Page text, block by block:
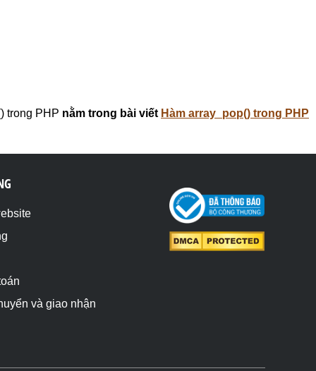
trong PHP nằm trong bài viết Hàm array_pop() trong PHP
và giao nhận